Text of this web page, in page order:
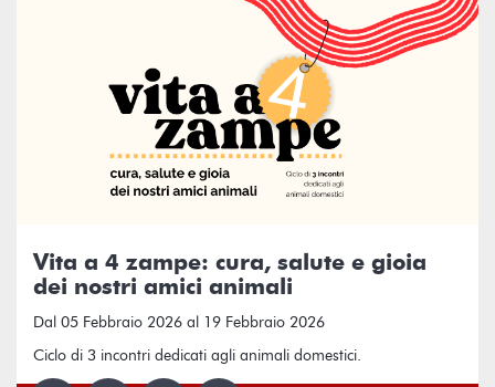
Vita a 4 zampe: cura, salute e gioia
dei nostri amici animali
Dal 05 Febbraio 2026 al 19 Febbraio 2026
Ciclo di 3 incontri dedicati agli animali domestici.